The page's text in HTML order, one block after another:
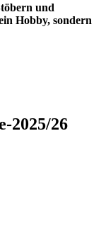
und
Hobby, sondern
2025/26